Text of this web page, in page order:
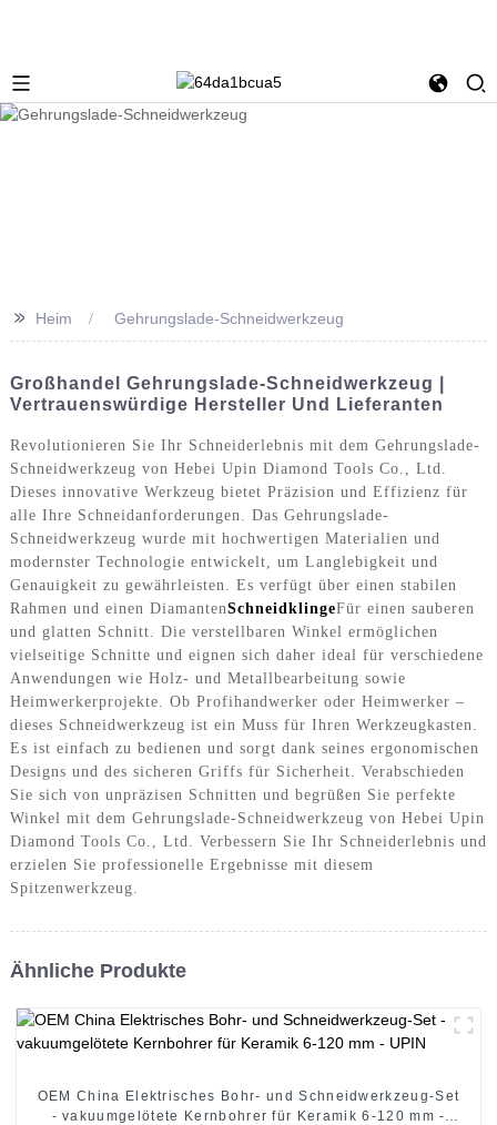
>> Heim Gehrungslade-Schneidwerkzeug
Großhandel Gehrungslade-Schneidwerkzeug |
Vertrauenswürdige Hersteller Und Lieferanten
Revolutionieren Sie Ihr Schneiderlebnis mit dem Gehrungslade-
Schneidwerkzeug von Hebei Upin Diamond Tools Co., Ltd.
Dieses innovative Werkzeug bietet Präzision und Effizienz für
alle Ihre Schneidanforderungen. Das Gehrungslade-
Schneidwerkzeug wurde mit hochwertigen Materialien und
modernster Technologie entwickelt, um Langlebigkeit und
Genauigkeit zu gewährleisten. Es verfügt über einen stabilen
Rahmen und einen DiamantenSchneidklingeFür einen sauberen
und glatten Schnitt. Die verstellbaren Winkel ermöglichen
vielseitige Schnitte und eignen sich daher ideal für verschiedene
Anwendungen wie Holz- und Metallbearbeitung sowie
Heimwerkerprojekte. Ob Profihandwerker oder Heimwerker –
dieses Schneidwerkzeug ist ein Muss für Ihren Werkzeugkasten.
Es ist einfach zu bedienen und sorgt dank seines ergonomischen
Designs und des sicheren Griffs für Sicherheit. Verabschieden
Sie sich von unpräzisen Schnitten und begrüßen Sie perfekte
Winkel mit dem Gehrungslade-Schneidwerkzeug von Hebei Upin
Diamond Tools Co., Ltd. Verbessern Sie Ihr Schneiderlebnis und
erzielen Sie professionelle Ergebnisse mit diesem
Spitzenwerkzeug.
Ähnliche Produkte
OEM China Elektrisches Bohr- und Schneidwerkzeug-Set
- vakuumgelötete Kernbohrer für Keramik 6-120 mm -